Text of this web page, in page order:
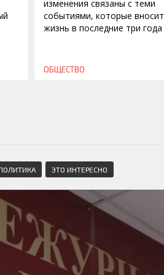
изменения связаны с теми
событиями, которые вносит
жизнь в последние три года
ОБЩЕСТВО
ЭТО ИНТЕРЕСНО